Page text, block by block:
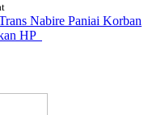
Nabire Paniai Korban
HP